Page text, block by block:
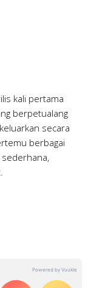
kali pertama
berpetualang
secara
berbagai
sederhana,